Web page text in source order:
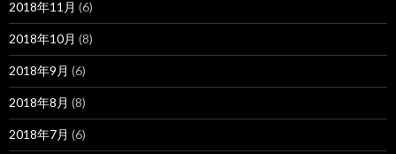
2018年11月 (6)
2018年10月 (8)
2018年9月 (6)
2018年8月 (8)
2018年7月 (6)